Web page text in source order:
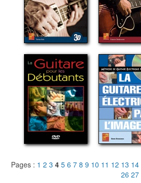
Pages : 1 2 3 4 5 6 7 8 9 10 11 12 13 14
26 27